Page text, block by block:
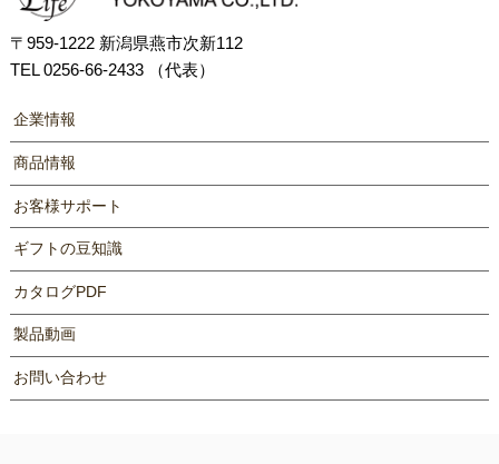
〒959-1222 新潟県燕市次新112
TEL 0256-66-2433 （代表）
企業情報
商品情報
お客様サポート
ギフトの豆知識
カタログPDF
製品動画
お問い合わせ